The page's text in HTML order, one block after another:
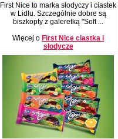
First Nice to marka słodyczy i ciastek
w Lidlu. Szczególnie dobre są
biszkopty z galeretką "Soft ...
Więcej o First Nice ciastka i
słodycze